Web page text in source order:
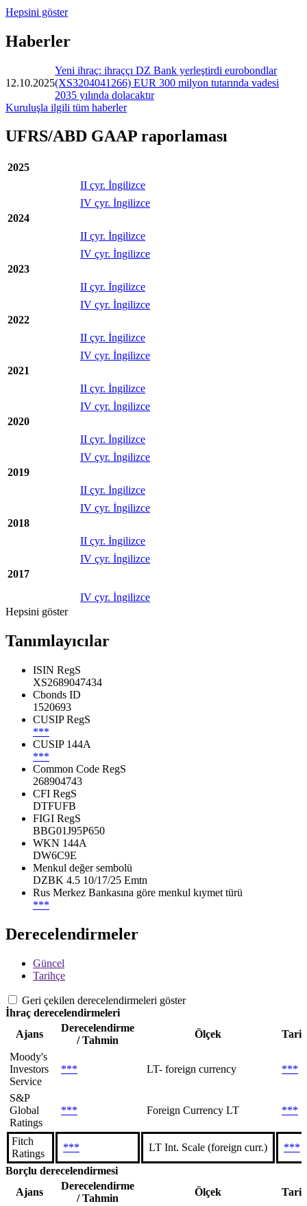
Hepsini göster
Haberler
12.10.2025
Yeni ihraç: ihraççı DZ Bank yerleştirdi eurobondlar
(XS3204041266) EUR 300 milyon tutarında vadesi
2035 yılında dolacaktır
Kuruluşla ilgili tüm haberler
UFRS/ABD GAAP raporlaması
2025
II çyr. İngilizce
IV çyr. İngilizce
2024
II çyr. İngilizce
IV çyr. İngilizce
2023
II çyr. İngilizce
IV çyr. İngilizce
2022
II çyr. İngilizce
IV çyr. İngilizce
2021
II çyr. İngilizce
IV çyr. İngilizce
2020
II çyr. İngilizce
IV çyr. İngilizce
2019
II çyr. İngilizce
IV çyr. İngilizce
2018
II çyr. İngilizce
IV çyr. İngilizce
2017
IV çyr. İngilizce
Hepsini göster
Tanımlayıcılar
ISIN RegS
XS2689047434
Cbonds ID
1520693
CUSIP RegS
***
CUSIP 144A
***
Common Code RegS
268904743
CFI RegS
DTFUFB
FIGI RegS
BBG01J95P650
WKN 144A
DW6C9E
Menkul değer sembolü
DZBK 4.5 10/17/25 Emtn
Rus Merkez Bankasına göre menkul kıymet türü
***
Derecelendirmeler
Güncel
Tarihçe
Geri çekilen derecelendirmeleri göster
İhraç derecelendirmeleri
Ajans
Derecelendirme
/ Tahmin
Ölçek
Tarih
Moody's
Investors
Service
*** LT- foreign currency ***
S&P
Global
Ratings
*** Foreign Currency LT ***
Fitch
Ratings
*** LT Int. Scale (foreign curr.)
***
Borçlu derecelendirmesi
Ajans
Derecelendirme
/ Tahmin
Ölçek
Tarih